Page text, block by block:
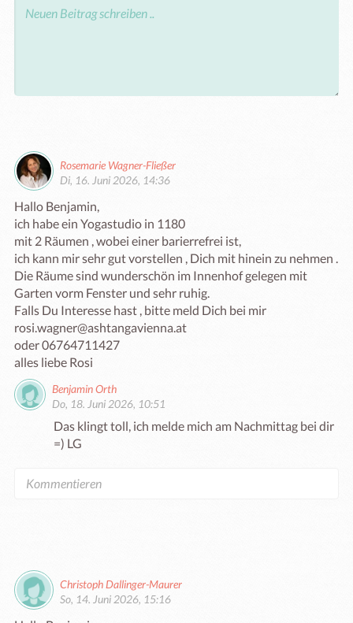
Rosemarie Wagner-Fließer
Di, 16. Juni 2026, 14:36
Hallo Benjamin,
ich habe ein Yogastudio in 1180
mit 2 Räumen , wobei einer barierrefrei ist,
ich kann mir sehr gut vorstellen , Dich mit hinein zu nehmen .
Die Räume sind wunderschön im Innenhof gelegen mit
Garten vorm Fenster und sehr ruhig.
Falls Du Interesse hast , bitte meld Dich bei mir
rosi.wagner@ashtangavienna.at
oder 06764711427
alles liebe Rosi
Benjamin Orth
Do, 18. Juni 2026, 10:51
Das klingt toll, ich melde mich am Nachmittag bei dir
=) LG
Christoph Dallinger-Maurer
So, 14. Juni 2026, 15:16